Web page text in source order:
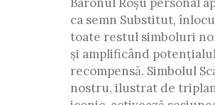
ca semn Substitut,
toate restul simboluri
și amplificând
recompensă. Simbolul
nostru, ilustrat de